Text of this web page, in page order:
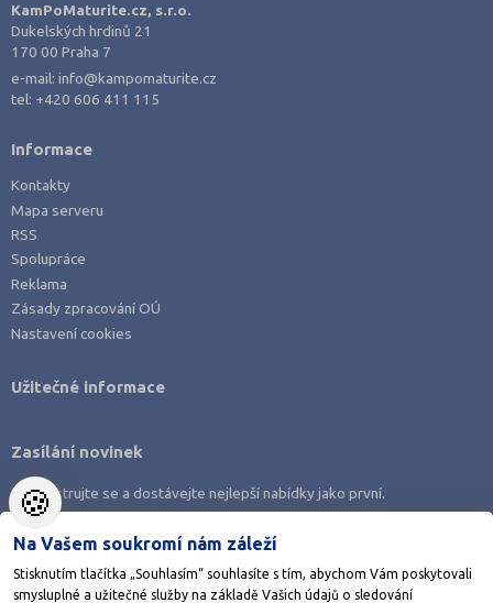
KamPoMaturite.cz, s.r.o.
Dukelských hrdinů 21
170 00 Praha 7
e-mail:info@kampomaturite.cz
tel: +420 606 411 115
Informace
Kontakty
Mapa serveru
RSS
Spolupráce
Reklama
Zásady zpracování OÚ
Nastavení cookies
Užitečné informace
Zasílání novinek
Zaregistrujte se a dostávejte nejlepší nabídky jako první.
🍪
Na Vašem soukromí nám záleží
Stisknutím tlačítka „Souhlasím“ souhlasíte s tím, abychom Vám poskytovali
smysluplné a užitečné služby na základě Vašich údajů o sledování